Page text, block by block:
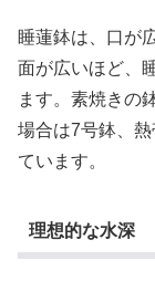
睡蓮鉢は、口が
面が広いほど、
ます。素焼きの
場合は7号鉢、
ています。
理想的な水深